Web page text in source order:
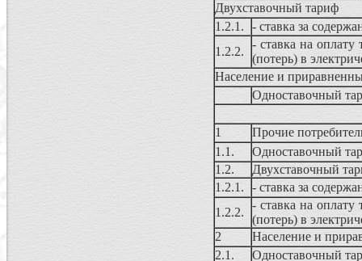
Двухставочный тариф
1.2.1.
- ставка за
1.2.2.
- ставка на оплату
(потерь) в
Население и
Одноставочный
1
Прочие
1.1.
Одноставочный
1.2.
Двухставочный
1.2.1.
- ставка за
1.2.2.
- ставка на оплату
(потерь) в
2
Население и
2.1.
Одноставочный